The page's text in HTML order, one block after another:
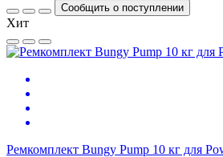
Сообщить о поступлении
Хит
Ремкомплект Bungy Pump 10 кг для